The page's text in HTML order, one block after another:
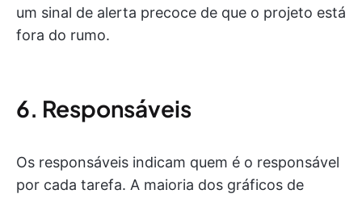
um sinal de alerta precoce de que o projeto está
fora do rumo.
6. Responsáveis
Os responsáveis indicam quem é o responsável
por cada tarefa. A maioria dos gráficos de